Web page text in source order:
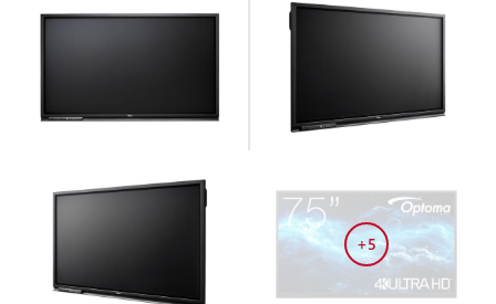
+5